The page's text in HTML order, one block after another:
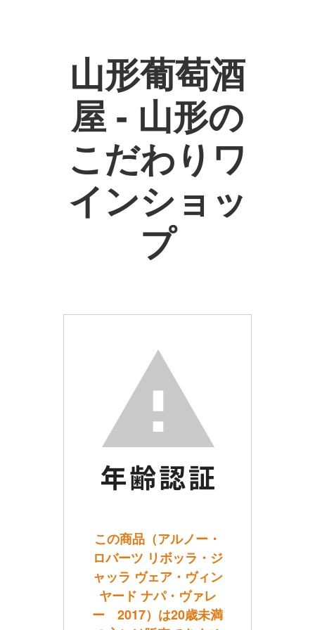
山形葡萄酒
屋 - 山形の
こだわりワ
インショッ
プ
この商品（アルノー・
ロバーツ リボッラ・ジ
ャッラ ヴェア・ヴィン
ヤード ナパ・ヴァレ
ー 2017）は20歳未満